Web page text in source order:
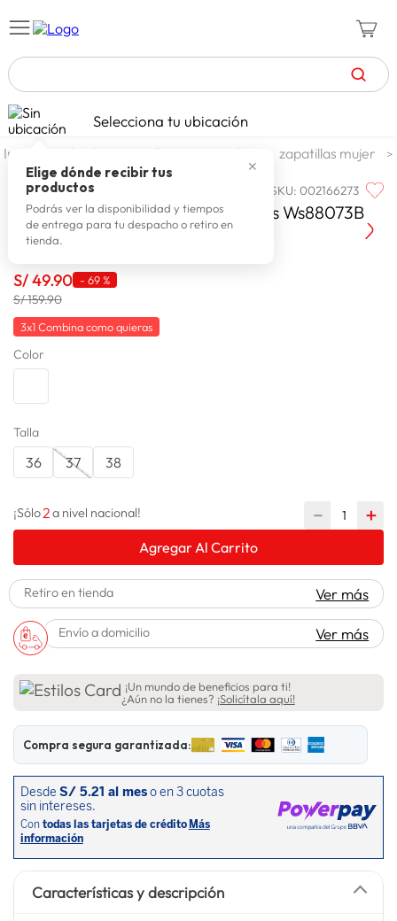
TÉRMINOS MÁS BUSCADOS
1. celulares
2. zapatillas mujer
3. zapatillas hombre
4. moda
6. tv
7. laptop
8.
Selecciona tu ubicación
✕
Elige dónde recibir tus
productos
Podrás ver la disponibilidad y tiempos
de entrega para tu despacho o retiro en
tienda.
calzado y zapatillas zapatillas zapatillas mujer
SASSAFRAS SKU:002166273
Zapatillas Urbanas Mujer Sasafras Ws88073B
S/49.90 - 69 %
S/ 159.90
3x1 Combina como quieras
Color
Talla
36 37 38
¡Sólo2a nivel nacional! ＋
－
Agregar Al Carrito
Retiro en tienda Ver más
Envío a domicilio Ver más
¡Un mundo de beneficios para ti!
¿Aún no la tienes? ¡Solicítala aquí!
Compra segura garantizada:
Características y descripción